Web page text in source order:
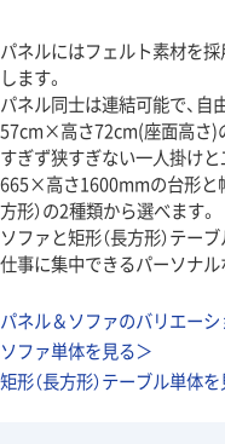
パネルにはフェルト素材を
します。
パネル同士は連結可能で、
57cm×高さ72cm(座面高さ)
すぎず狭すぎない一人掛け
665×高さ1600mmの台形と
方形）の2種類から選べます。
ソファと矩形（長方形）テー
仕事に集中できるパーソナル
パネル＆ソファのバリエー
ソファ単体を見る＞
矩形（長方形）テーブル単体